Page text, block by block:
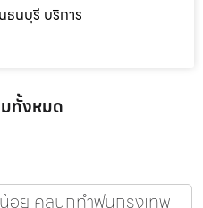
นบุรี บริการ
ทั้งหมด
อย คลินิกทำฟันกรุงเทพ